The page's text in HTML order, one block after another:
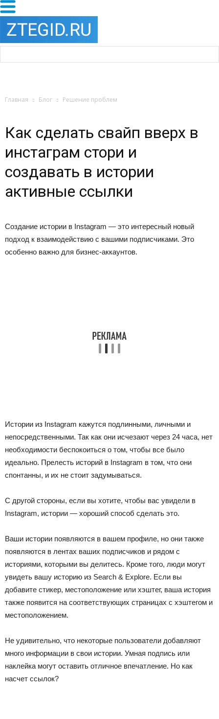
Главная Блог Решение проблем
Как сделать свайп вверх в
инстаграм стори и
создавать в истории
активные ссылки
Создание истории в Instagram — это интересный новый
подход к взаимодействию с вашими подписчиками. Это
особенно важно для бизнес-аккаунтов.
Истории из Instagram кажутся подлинными, личными и
непосредственными. Так как они исчезают через 24 часа, нет
необходимости беспокоиться о том, чтобы все было
идеально. Прелесть историй в Instagram в том, что они
спонтанны, и их не стоит задумываться.
С другой стороны, если вы хотите, чтобы вас увидели в
Instagram, истории — хороший способ сделать это.
Ваши истории появляются в вашем профиле, но они также
появляются в лентах ваших подписчиков и рядом с
историями, которыми вы делитесь. Кроме того, люди могут
увидеть вашу историю из Search & Explore. Если вы
добавите стикер, местоположение или хэштег, ваша история
также появится на соответствующих страницах с хэштегом и
местоположением.
Не удивительно, что некоторые пользователи добавляют
много информации в свои истории. Умная подпись или
наклейка могут оставить отличное впечатление. Но как
насчет ссылок?